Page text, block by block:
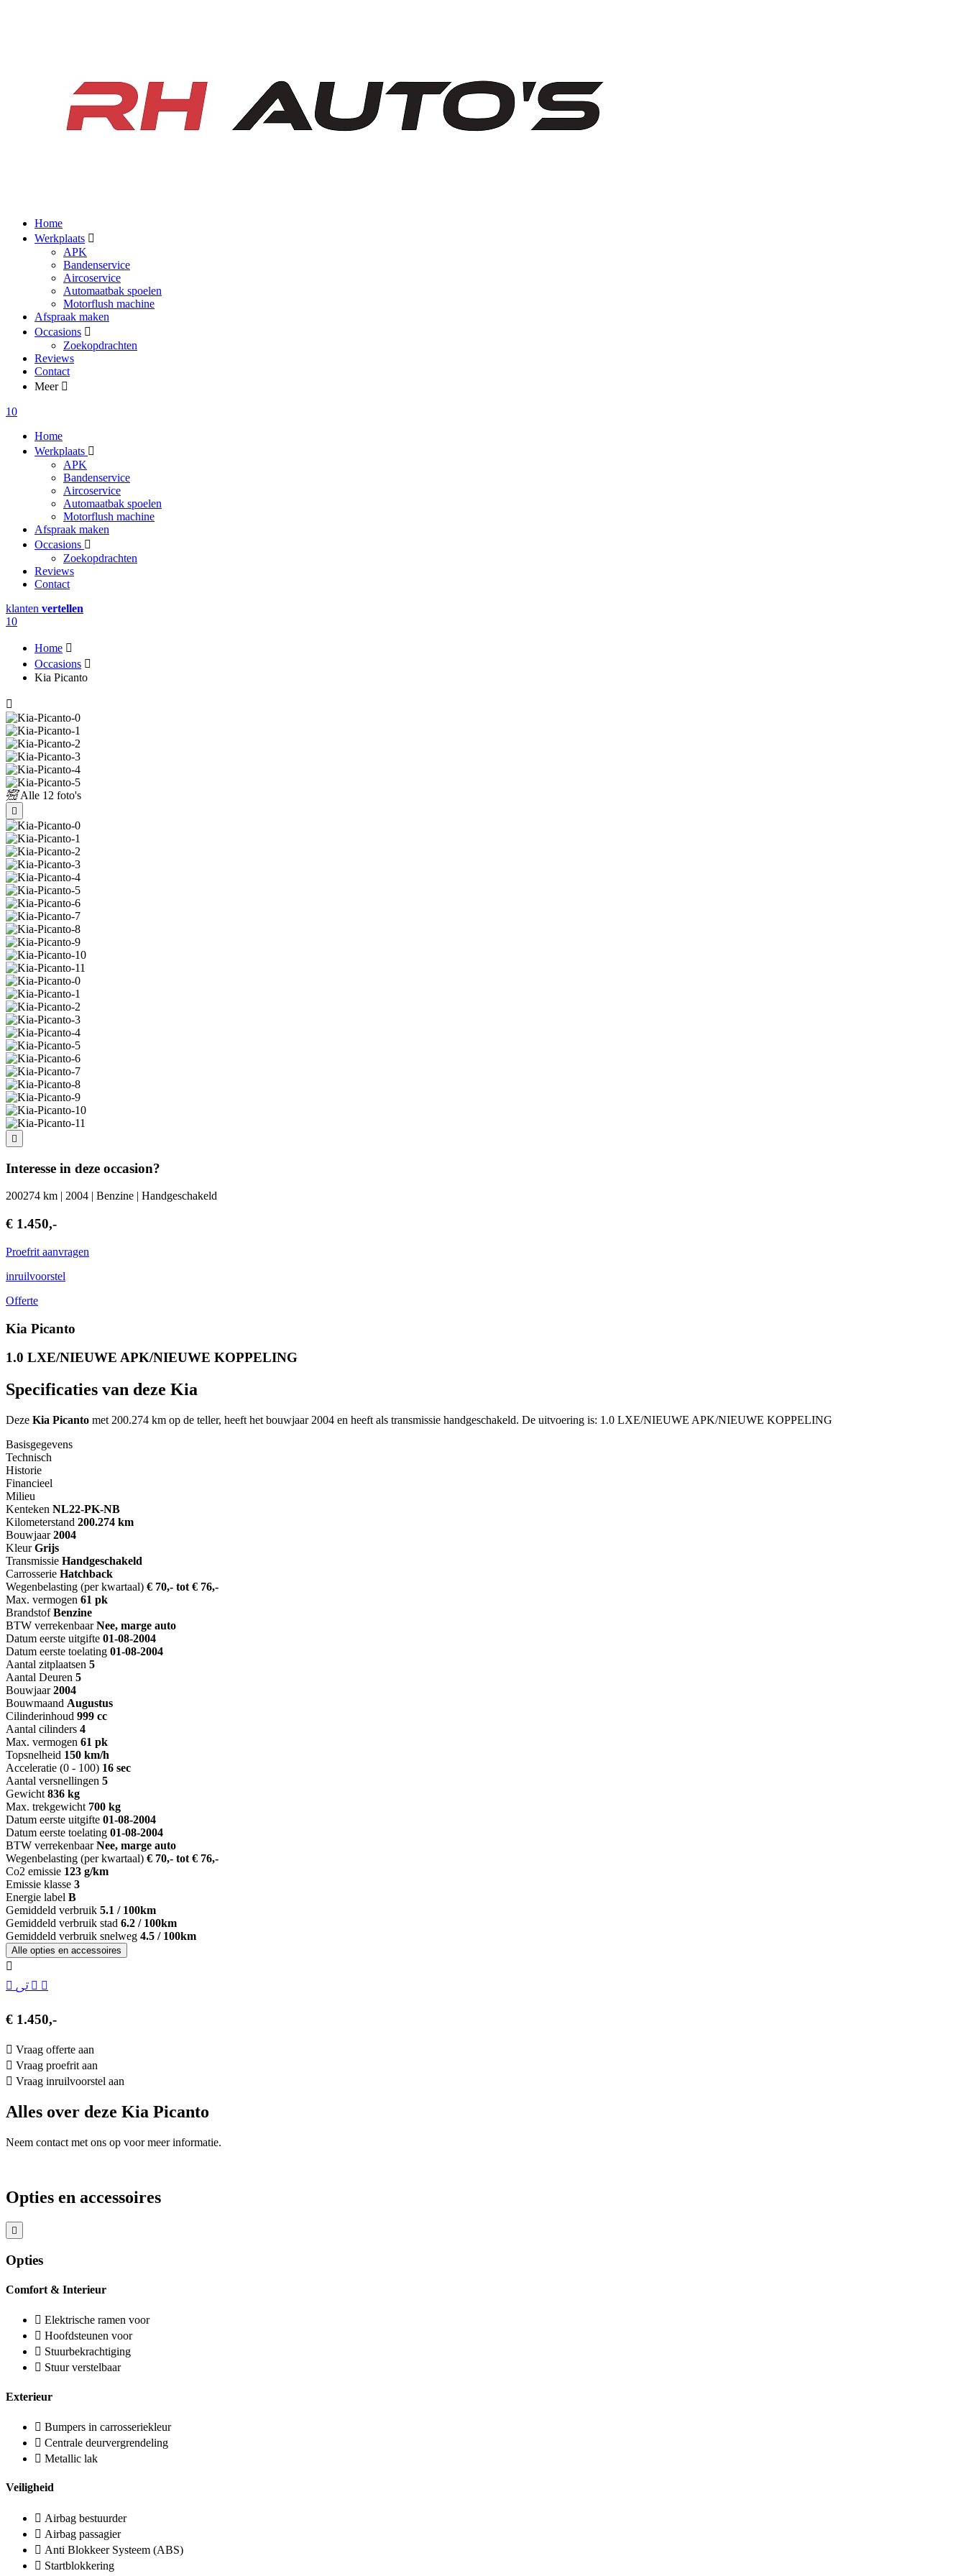
Home
Werkplaats
APK
Bandenservice
Aircoservice
Automaatbak spoelen
Motorflush machine
Afspraak maken
Occasions
Zoekopdrachten
Reviews
Contact
Meer
10
Home
Werkplaats
APK
Bandenservice
Aircoservice
Automaatbak spoelen
Motorflush machine
Afspraak maken
Occasions
Zoekopdrachten
Reviews
Contact
klanten vertellen
10
Home
Occasions
Kia Picanto
Alle 12 foto's
Interesse in deze occasion?
200274 km | 2004 | Benzine | Handgeschakeld
€ 1.450,-
Proefrit aanvragen
inruilvoorstel
Offerte
Kia Picanto
1.0 LXE/NIEUWE APK/NIEUWE KOPPELING
Specificaties van deze Kia
Deze Kia Picanto met 200.274 km op de teller, heeft het bouwjaar 2004 en heeft als transmissie handgeschakeld. De uitvoering is: 1.0 LXE/NIEUWE APK/NIEUWE KOPPELING
Basisgegevens
Technisch
Historie
Financieel
Milieu
Kenteken NL22-PK-NB
Kilometerstand 200.274 km
Bouwjaar 2004
Kleur Grijs
Transmissie Handgeschakeld
Carrosserie Hatchback
Wegenbelasting (per kwartaal) € 70,- tot € 76,-
Max. vermogen 61 pk
Brandstof Benzine
BTW verrekenbaar Nee, marge auto
Datum eerste uitgifte 01-08-2004
Datum eerste toelating 01-08-2004
Aantal zitplaatsen 5
Aantal Deuren 5
Bouwjaar 2004
Bouwmaand Augustus
Cilinderinhoud 999 cc
Aantal cilinders 4
Max. vermogen 61 pk
Topsnelheid 150 km/h
Acceleratie (0 - 100) 16 sec
Aantal versnellingen 5
Gewicht 836 kg
Max. trekgewicht 700 kg
Datum eerste uitgifte 01-08-2004
Datum eerste toelating 01-08-2004
BTW verrekenbaar Nee, marge auto
Wegenbelasting (per kwartaal) € 70,- tot € 76,-
Co2 emissie 123 g/km
Emissie klasse 3
Energie label B
Gemiddeld verbruik 5.1 / 100km
Gemiddeld verbruik stad 6.2 / 100km
Gemiddeld verbruik snelweg 4.5 / 100km
Alle opties en accessoires
€ 1.450,-
Vraag offerte aan
Vraag proefrit aan
Vraag inruilvoorstel aan
Alles over deze Kia Picanto
Neem contact met ons op voor meer informatie.
Opties en accessoires
Opties
Comfort & Interieur
Elektrische ramen voor
Hoofdsteunen voor
Stuurbekrachtiging
Stuur verstelbaar
Exterieur
Bumpers in carrosseriekleur
Centrale deurvergrendeling
Metallic lak
Veiligheid
Airbag bestuurder
Airbag passagier
Anti Blokkeer Systeem (ABS)
Startblokkering